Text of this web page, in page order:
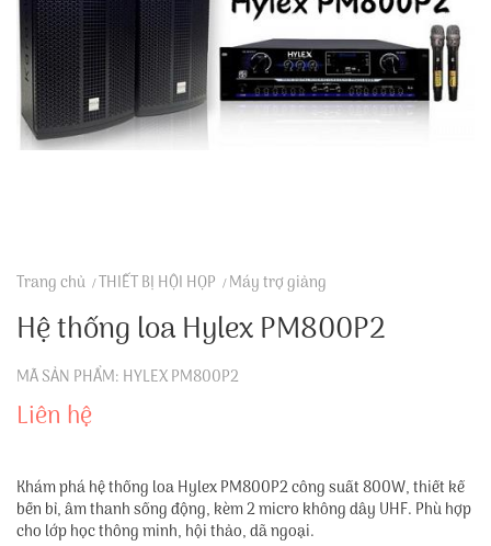
Trang chủ THIẾT BỊ HỘI HỌP Máy trợ giảng
Hệ thống loa Hylex PM800P2
MÃ SẢN PHẨM: HYLEX PM800P2
Liên hệ
Khám phá hệ thống loa Hylex PM800P2 công suất 800W, thiết kế
bền bỉ, âm thanh sống động, kèm 2 micro không dây UHF. Phù hợp
cho lớp học thông minh, hội thảo, dã ngoại.